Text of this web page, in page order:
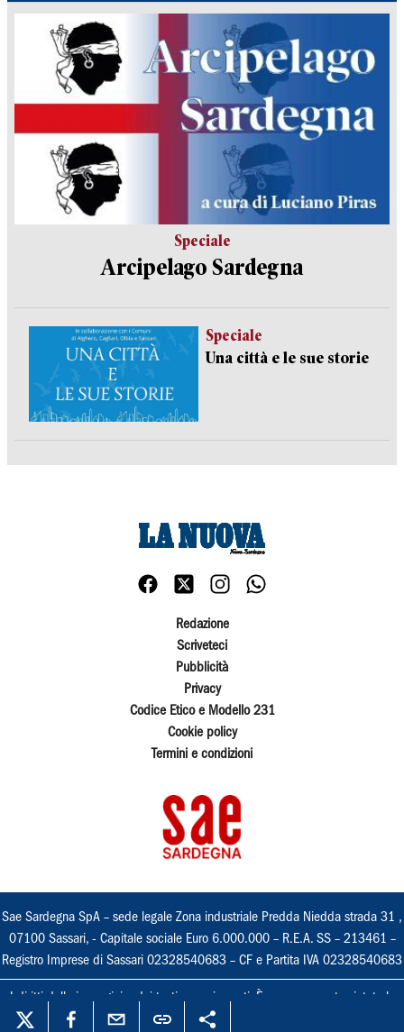
Speciale
Arcipelago Sardegna
Speciale
Una città e le sue storie
Redazione
Scriveteci
Pubblicità
Privacy
Codice Etico e Modello 231
Cookie policy
Termini e condizioni
Sae Sardegna SpA – sede legale Zona industriale Predda Niedda strada 31 ,
07100 Sassari, - Capitale sociale Euro 6.000.000 – R.E.A. SS – 213461 –
Registro Imprese di Sassari 02328540683 – CF e Partita IVA 02328540683
I diritti delle immagini e dei testi sono riservati. È espressamente vietata la
loro riproduzione con qualsiasi mezzo e l'adattamento totale o parziale.